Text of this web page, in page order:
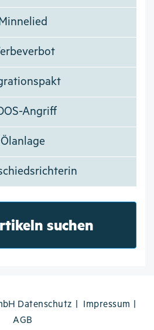
Angriff
Ölanlage
suchen
Datenschutz
Impressum
AGB